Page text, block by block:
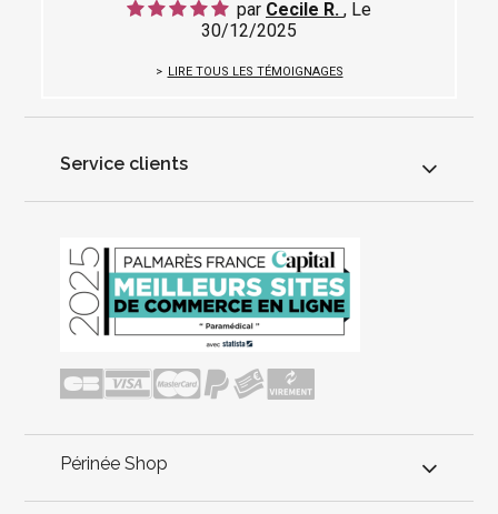
par Cecile R. , Le
30/12/2025
LIRE TOUS LES TÉMOIGNAGES
Service clients
Périnée Shop